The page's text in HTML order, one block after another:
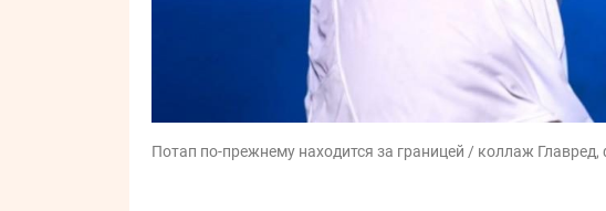
Потап по-прежнему находится за границей / коллаж